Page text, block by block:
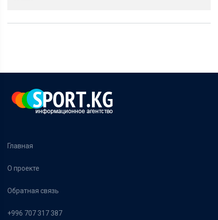
Главная
О проекте
Обратная связь
+996 707 317 387